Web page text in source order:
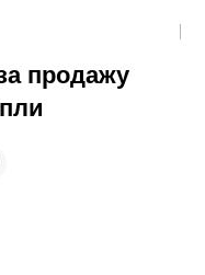
продажу